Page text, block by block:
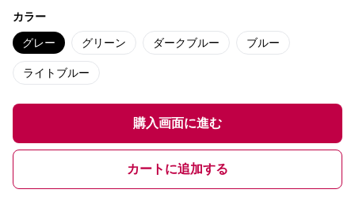
カラー
グレー グリーン ダークブルー ブルー
ライトブルー
購入画面に進む
カートに追加する